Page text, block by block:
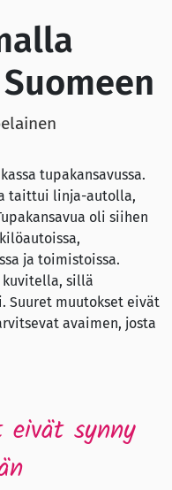
tupakansavussa.
taittui linja-autolla,
oli siihen
ja toimistoissa.
kuvitella, sillä
Suuret muutokset eivät
avaimen, josta
eivät synny